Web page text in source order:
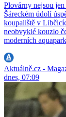
Plovárny nejsou
Šáreckém údolí
koupaliště v
neobvyklé kouzlo
moderních
Aktuálně.cz -
dnes, 07:09